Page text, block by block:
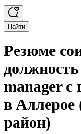
Найти
Резюме
manager с
в Аллерое
район)